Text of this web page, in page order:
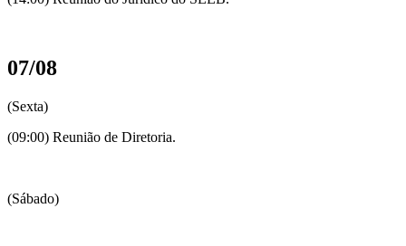
07/08
(Sexta)
(09:00) Reunião de Diretoria.
(Sábado)